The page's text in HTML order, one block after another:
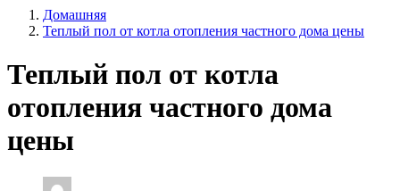
Домашняя
Теплый пол от котла отопления частного дома цены
Теплый пол от котла
отопления частного дома
цены